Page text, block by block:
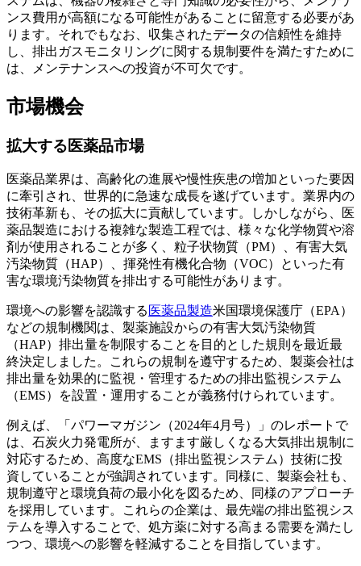
ンス費用が高額になる可能性があることに留意する必要があ
ります。それでもなお、収集されたデータの信頼性を維持
し、排出ガスモニタリングに関する規制要件を満たすために
は、メンテナンスへの投資が不可欠です。
市場機会
拡大する医薬品市場
医薬品業界は、高齢化の進展や慢性疾患の増加といった要因
に牽引され、世界的に急速な成長を遂げています。業界内の
技術革新も、その拡大に貢献しています。しかしながら、医
薬品製造における複雑な製造工程では、様々な化学物質や溶
剤が使用されることが多く、粒子状物質（PM）、有害大気
汚染物質（HAP）、揮発性有機化合物（VOC）といった有
害な環境汚染物質を排出する可能性があります。
環境への影響を認識する 医薬品製造米国環境保護庁（EPA）
などの規制機関は、製薬施設からの有害大気汚染物質
（HAP）排出量を制限することを目的とした規則を最近最
終決定しました。これらの規制を遵守するため、製薬会社は
排出量を効果的に監視・管理するための排出監視システム
（EMS）を設置・運用することが義務付けられています。
例えば、「パワーマガジン（2024年4月号）」のレポートで
は、石炭火力発電所が、ますます厳しくなる大気排出規制に
対応するため、高度なEMS（排出監視システム）技術に投
資していることが強調されています。同様に、製薬会社も、
規制遵守と環境負荷の最小化を図るため、同様のアプローチ
を採用しています。これらの企業は、最先端の排出監視シス
テムを導入することで、処方薬に対する高まる需要を満たし
つつ、環境への影響を軽減することを目指しています。